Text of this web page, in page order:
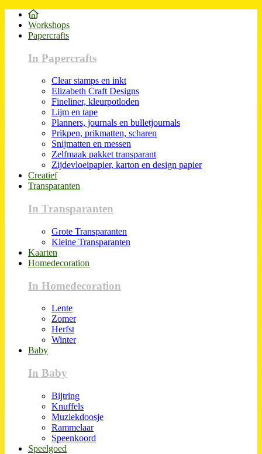
Workshops
Papercrafts
In Papercrafts
Clear stamps en inkt
Elizabeth Craft Designs
Fineliner, kleurpotloden
Lijm en tape
Planners, journals en bulletjournals
Prikpen, prikmatten, scharen
Snijmatten en messen
Zelfmaak pakket transparant
Zijdevloeipapier, karton en design papier
Creatief
Transparanten
In Transparanten
Grote Transparanten
Kleine Transparanten
Kaarten
Homedecoration
In Homedecoration
Lente
Zomer
Herfst
Winter
Baby
In Baby
Bijtring
Knuffels
Muziekdoosje
Rammelaar
Speenkoord
Speelgoed